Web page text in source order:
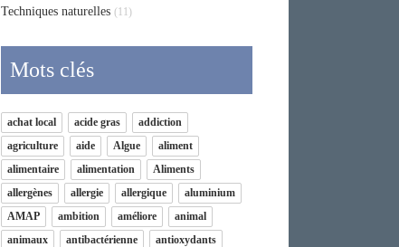
Techniques naturelles (11)
Mots clés
achat local acide gras
addiction
agriculture
aide Algue
aliment
alimentaire
alimentation
Aliments
allergènes
allergie allergique
aluminium
AMAP
ambition améliore
animal
animaux
antibactérienne
antioxydants